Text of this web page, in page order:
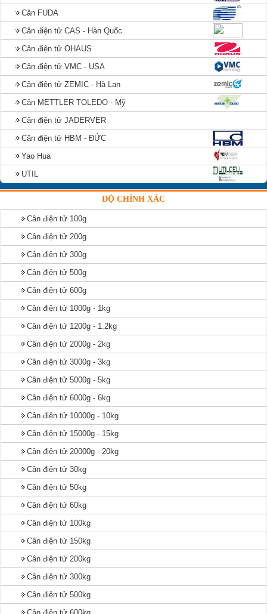
Cân FUDA
Cân điện tử CAS - Hàn Quốc
Cân điện tử OHAUS
Cân điện tử VMC - USA
Cân điện tử ZEMIC - Hà Lan
Cân METTLER TOLEDO - Mỹ
Cân điện tử JADERVER
Cân điện tử HBM - ĐỨC
Yao Hua
UTIL
ĐỘ CHÍNH XÁC
Cân điện tử 100g
Cân điện tử 200g
Cân điện tử 300g
Cân điện tử 500g
Cân điện tử 600g
Cân điện tử 1000g - 1kg
Cân điện tử 1200g - 1.2kg
Cân điện tử 2000g - 2kg
Cân điện tử 3000g - 3kg
Cân điện tử 5000g - 5kg
Cân điện tử 6000g - 6kg
Cân điện tử 10000g - 10kg
Cân điện tử 15000g - 15kg
Cân điện tử 20000g - 20kg
Cân điện tử 30kg
Cân điện tử 50kg
Cân điện tử 60kg
Cân điện tử 100kg
Cân điện tử 150kg
Cân điện tử 200kg
Cân điện tử 300kg
Cân điện tử 500kg